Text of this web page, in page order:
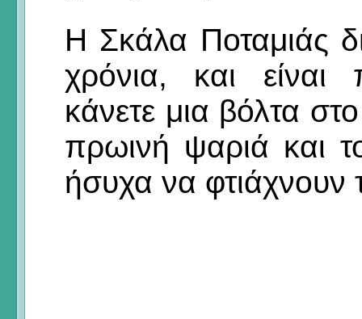
Η Σκάλα Ποταμιάς
χρόνια, και
κάνετε μια βόλτα
πρωινή ψαριά και
ήσυχα να φτιάχνουν